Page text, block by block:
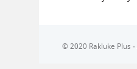
© 2020 Rakluke Plus -